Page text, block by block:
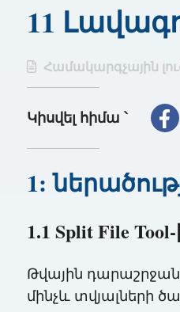
11
Համակարգչային
Կիսվել հիմա ՝
1:
1.1 Split File
Թվային
մինչև տվյալների